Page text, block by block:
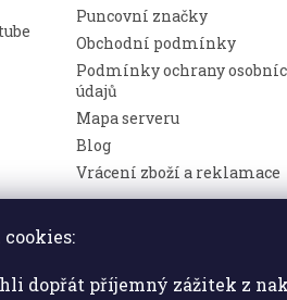
dopřát příjemný zážitek z
Puncovní značky
Obchodní podmínky
Podmínky ochrany
údajů
Mapa serveru
Blog
Vrácení zboží a reklamace